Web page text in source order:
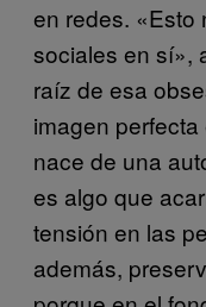
en redes. «Esto
sociales en sí»,
raíz de esa
imagen
nace de una
es algo que
tensión en las
además,